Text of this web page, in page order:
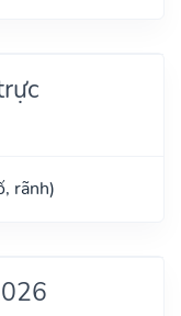
rãnh)